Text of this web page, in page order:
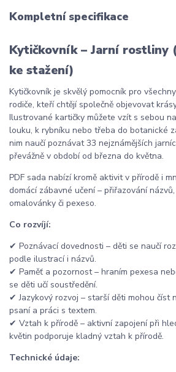
Kompletní specifikace
Kytičkovník – Jarní rostliny
ke stažení)
Kytičkovník je skvělý pomocník pro
rodiče, kteří chtějí společně objevovat
Ilustrované kartičky můžete vzít s sebou
louku, k rybníku nebo třeba do botanické
nim naučí poznávat 33 nejznámějších
převážně v období od března do května.
PDF sada nabízí kromě aktivit v přírodě i
domácí zábavné učení – přiřazování
omalovánky či pexeso.
Co rozvíjí:
✔ Poznávací dovednosti – děti se naučí
podle ilustrací i názvů.
✔ Paměť a pozornost – hraním pexesa
se děti učí soustředění.
✔ Jazykový rozvoj – starší děti mohou číst
psaní a práci s textem.
✔ Vztah k přírodě – aktivní zapojení při
květin podporuje kladný vztah k přírodě.
Technické údaje: